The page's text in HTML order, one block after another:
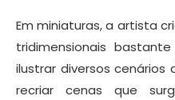
Em miniaturas, a artista
tridimensionais
ilustrar diversos cenários
recriar cenas que